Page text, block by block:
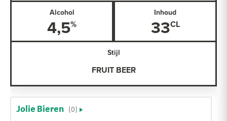
Alcohol
4,5
Inhoud
33
Stijl
FRUIT BEER
Jolie Bieren (0)